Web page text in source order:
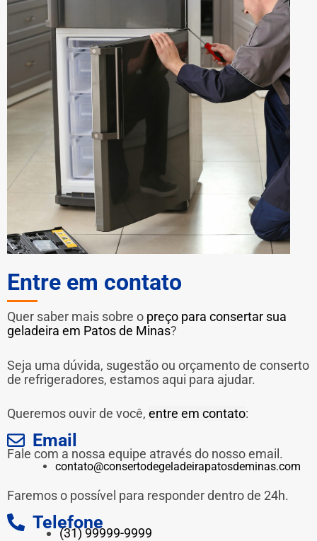
Entre em contato
Quer saber mais sobre o preço para consertar sua
geladeira em Patos de Minas?
Seja uma dúvida, sugestão ou orçamento de conserto
de refrigeradores, estamos aqui para ajudar.
Queremos ouvir de você, entre em contato:
Email
Fale com a nossa equipe através do nosso email.
contato@consertodegeladeirapatosdeminas.com
Faremos o possível para responder dentro de 24h.
Telefone
(31) 99999-9999